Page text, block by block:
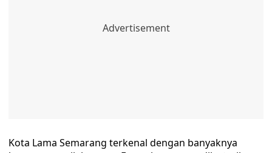
Kota Lama Semarang terkenal dengan banyaknya